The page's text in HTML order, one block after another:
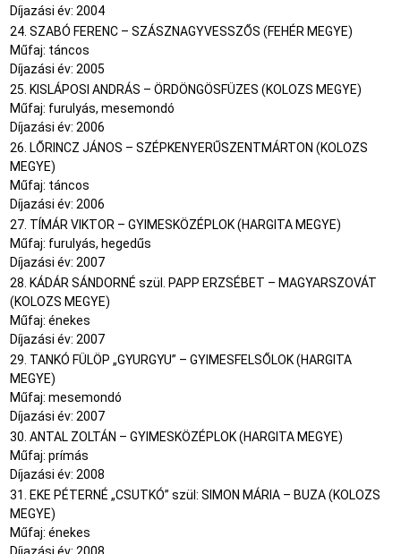
Díjazási év: 2004
24. SZABÓ FERENC – SZÁSZNAGYVESSZŐS (FEHÉR MEGYE)
Műfaj: táncos
Díjazási év: 2005
25. KISLÁPOSI ANDRÁS – ÖRDÖNGÖSFÜZES (KOLOZS MEGYE)
Műfaj: furulyás, mesemondó
Díjazási év: 2006
26. LŐRINCZ JÁNOS – SZÉPKENYERŰSZENTMÁRTON (KOLOZS
MEGYE)
Műfaj: táncos
Díjazási év: 2006
27. TÍMÁR VIKTOR – GYIMESKÖZÉPLOK (HARGITA MEGYE)
Műfaj: furulyás, hegedűs
Díjazási év: 2007
28. KÁDÁR SÁNDORNÉ szül. PAPP ERZSÉBET – MAGYARSZOVÁT
(KOLOZS MEGYE)
Műfaj: énekes
Díjazási év: 2007
29. TANKÓ FÜLÖP „GYURGYU” – GYIMESFELSŐLOK (HARGITA
MEGYE)
Műfaj: mesemondó
Díjazási év: 2007
30. ANTAL ZOLTÁN – GYIMESKÖZÉPLOK (HARGITA MEGYE)
Műfaj: prímás
Díjazási év: 2008
31. EKE PÉTERNÉ „CSUTKÓ” szül: SIMON MÁRIA – BUZA (KOLOZS
MEGYE)
Műfaj: énekes